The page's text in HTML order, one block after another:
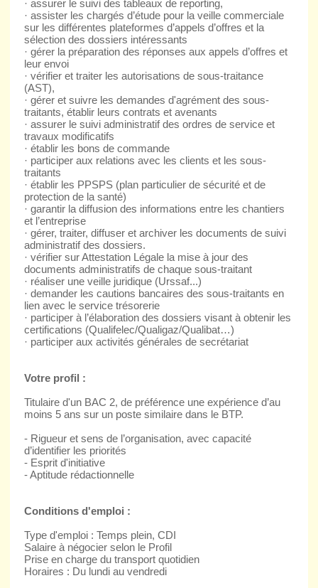
· assurer le suivi des tableaux de reporting,
· assister les chargés d’étude pour la veille commerciale
sur les différentes plateformes d’appels d’offres et la
sélection des dossiers intéressants
· gérer la préparation des réponses aux appels d’offres et
leur envoi
· vérifier et traiter les autorisations de sous-traitance
(AST),
· gérer et suivre les demandes d'agrément des sous-
traitants, établir leurs contrats et avenants
· assurer le suivi administratif des ordres de service et
travaux modificatifs
· établir les bons de commande
· participer aux relations avec les clients et les sous-
traitants
· établir les PPSPS (plan particulier de sécurité et de
protection de la santé)
· garantir la diffusion des informations entre les chantiers
et l’entreprise
· gérer, traiter, diffuser et archiver les documents de suivi
administratif des dossiers.
· vérifier sur Attestation Légale la mise à jour des
documents administratifs de chaque sous-traitant
· réaliser une veille juridique (Urssaf...)
· demander les cautions bancaires des sous-traitants en
lien avec le service trésorerie
· participer à l’élaboration des dossiers visant à obtenir les
certifications (Qualifelec/Qualigaz/Qualibat…)
· participer aux activités générales de secrétariat
Votre profil :
Titulaire d'un BAC 2, de préférence une expérience d’au
moins 5 ans sur un poste similaire dans le BTP.
- Rigueur et sens de l’organisation, avec capacité
d’identifier les priorités
- Esprit d'initiative
- Aptitude rédactionnelle
Conditions d'emploi :
Type d'emploi : Temps plein, CDI
Salaire à négocier selon le Profil
Prise en charge du transport quotidien
Horaires : Du lundi au vendredi